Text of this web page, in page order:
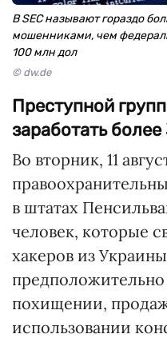
В SEC называют гораздо
мошенниками, чем
100 млн дол
© dw.de
Преступной
заработать
Во вторник, 11
в штатах
человек, которые
хакеров из
предположительно
похищении,
использовании